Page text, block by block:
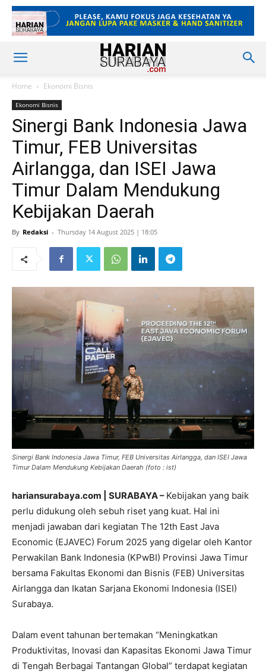
Home Ekonomi Bisnis
Ekonomi Bisnis
Sinergi Bank Indonesia Jawa
Timur, FEB Universitas
Airlangga, dan ISEI Jawa
Timur Dalam Mendukung
Kebijakan Daerah
By Redaksi - Thursday 14 August 2025 | 18:05
Sinergi Bank Indonesia Jawa Timur, FEB Universitas Airlangga, dan ISEI Jawa
Timur Dalam Mendukung Kebijakan Daerah (foto : ist)
hariansurabaya.com | SURABAYA – Kebijakan yang baik
perlu didukung oleh sebuh riset yang kuat. Hal ini
menjadi jawaban dari kegiatan The 12th East Java
Economic (EJAVEC) Forum 2025 yang digelar oleh Kantor
Perwakilan Bank Indonesia (KPwBI) Provinsi Jawa Timur
bersama Fakultas Ekonomi dan Bisnis (FEB) Universitas
Airlangga dan Ikatan Sarjana Ekonomi Indonesia (ISEI)
Surabaya.
Dalam event tahunan bertemakan “Meningkatkan
Produktivitas, Inovasi dan Kapasitas Ekonomi Jawa Timur
di Tengah Berbagai Tantangan Global” terdapat kegiatan